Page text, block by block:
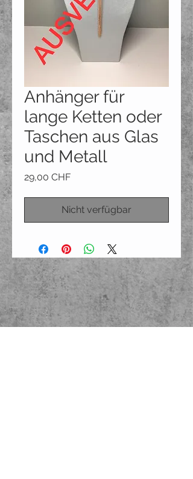
Anhänger für
lange Ketten oder
Taschen aus Glas
und Metall
29,00 CHFPreis
Nicht verfügbar